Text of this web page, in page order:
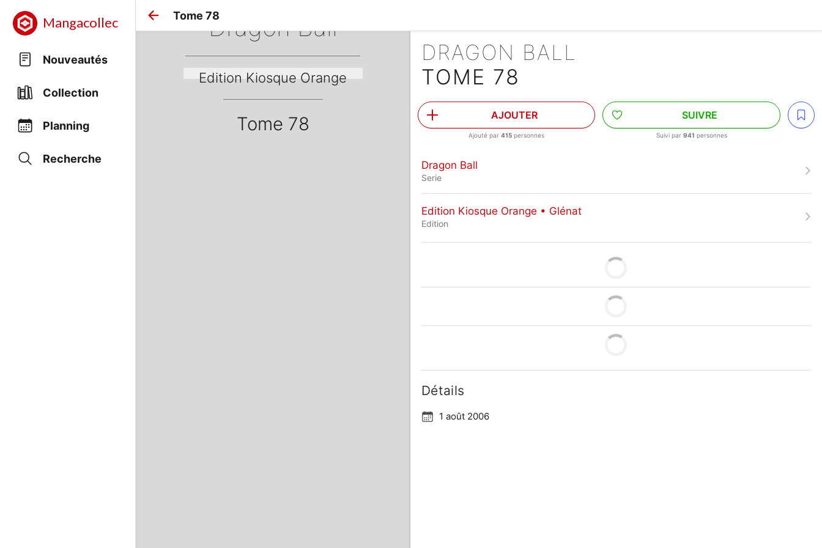
Mangacollec
Nouveautés
Collection
Planning
Recherche
Tome 78Dragon Ball
Edition Kiosque Orange
Tome 78
DRAGON BALL
TOME 78
AJOUTER
Ajouté par415 personnes
SUIVRE
Suivi par 941 personnes
Dragon Ball
Serie
Edition Kiosque Orange • Glénat
Edition
Détails
1 août 2006